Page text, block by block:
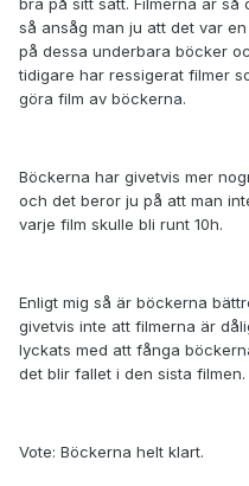
så ansåg man ju att det var
på dessa underbara böcker
tidigare har ressigerat filmer
göra film av böckerna.
Böckerna har givetvis mer
och det beror ju på att man
varje film skulle bli runt 10h.
Enligt mig så är böckerna
givetvis inte att filmerna är
lyckats med att fånga
det blir fallet i den sista filmen.
Vote: Böckerna helt klart.